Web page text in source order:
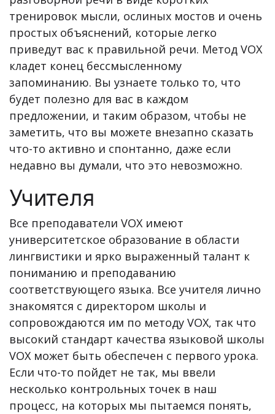
тренировок мысли, ослиных мостов и очень
простых объяснений, которые легко
приведут вас к правильной речи. Метод VOX
кладет конец бессмысленному
запоминанию. Вы узнаете только то, что
будет полезно для вас в каждом
предложении, и таким образом, чтобы не
заметить, что вы можете внезапно сказать
что-то активно и спонтанно, даже если
недавно вы думали, что это невозможно.
Учителя
Все преподаватели VOX имеют
университетское образование в области
лингвистики и ярко выраженный талант к
пониманию и преподаванию
соответствующего языка. Все учителя лично
знакомятся с директором школы и
сопровождаются им по методу VOX, так что
высокий стандарт качества языковой школы
VOX может быть обеспечен с первого урока.
Если что-то пойдет не так, мы ввели
несколько контрольных точек в наш
процесс, на которых мы пытаемся понять,